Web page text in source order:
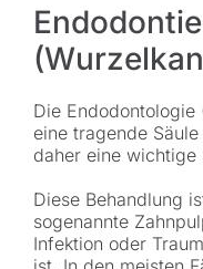
Endodontie
Die
eine tragende
daher eine wichtige
Diese Behandlung
sogenannte
Infektion oder